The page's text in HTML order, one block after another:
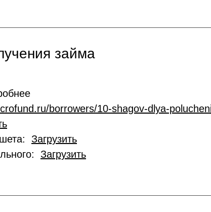
займа
borrowers/10-shagov-dlya-
Загрузить
Загрузить